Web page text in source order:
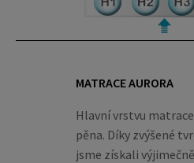
MATRACE AURORA
Hlavní vrstvu
pěna. Díky zvýšené
jsme získali